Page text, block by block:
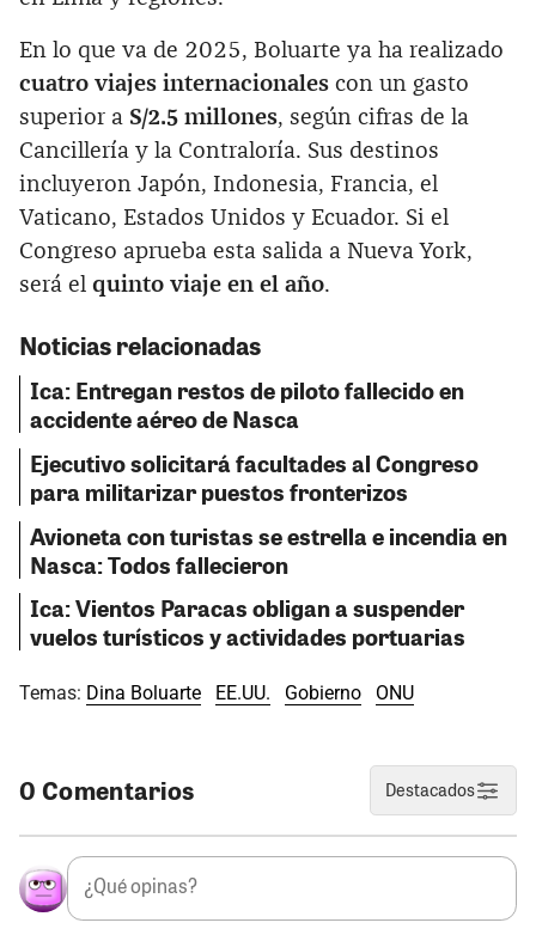
En lo que va de 2025, Boluarte ya ha realizado
cuatro viajes internacionales con un gasto
superior a S/2.5 millones, según cifras de la
Cancillería y la Contraloría. Sus destinos
incluyeron Japón, Indonesia, Francia, el
Vaticano, Estados Unidos y Ecuador. Si el
Congreso aprueba esta salida a Nueva York,
será el quinto viaje en el año.
Noticias relacionadas
Ica: Entregan restos de piloto fallecido en
accidente aéreo de Nasca
Ejecutivo solicitará facultades al Congreso
para militarizar puestos fronterizos
Avioneta con turistas se estrella e incendia en
Nasca: Todos fallecieron
Ica: Vientos Paracas obligan a suspender
vuelos turísticos y actividades portuarias
Temas: Dina Boluarte EE.UU. Gobierno ONU
0 Comentarios Destacados